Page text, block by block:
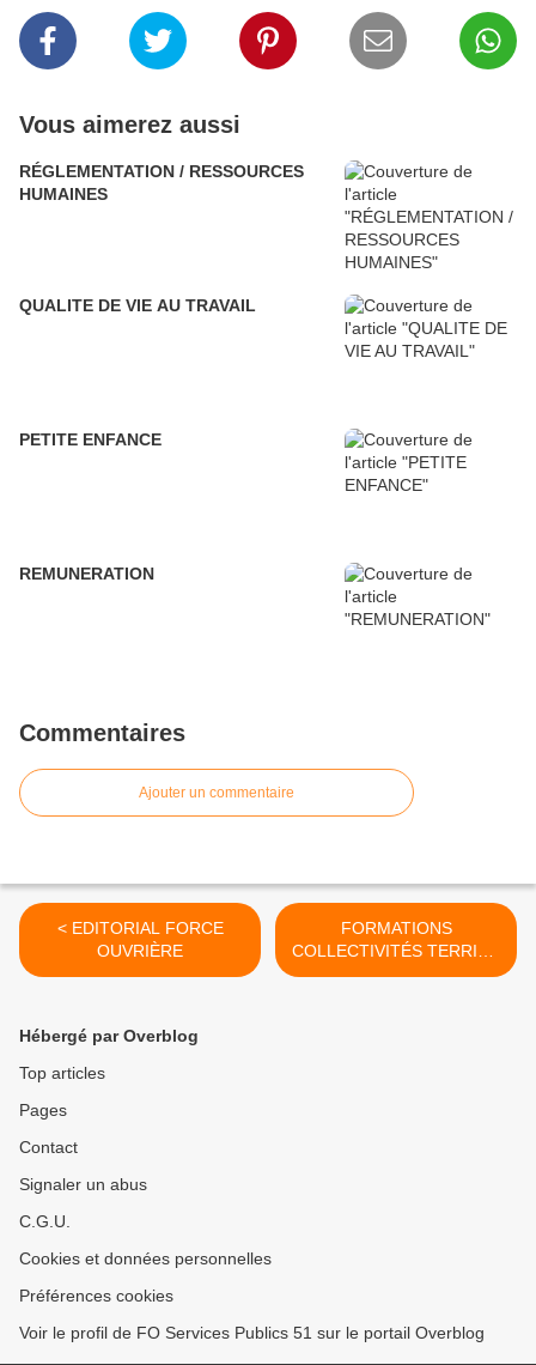
Vous aimerez aussi
RÉGLEMENTATION / RESSOURCES
HUMAINES
QUALITE DE VIE AU TRAVAIL
PETITE ENFANCE
REMUNERATION
Commentaires
Ajouter un commentaire
< EDITORIAL FORCE
OUVRIÈRE
FORMATIONS
COLLECTIVITÉS TERRITO
RIALES >
Hébergé par Overblog
Top articles
Pages
Contact
Signaler un abus
C.G.U.
Cookies et données personnelles
Préférences cookies
Voir le profil de FO Services Publics 51 sur le portail Overblog